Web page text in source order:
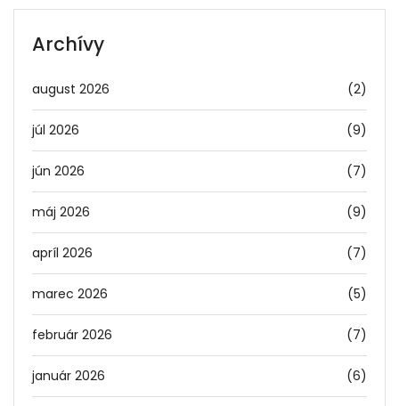
Archívy
august 2026 (2)
júl 2026 (9)
jún 2026 (7)
máj 2026 (9)
apríl 2026 (7)
marec 2026 (5)
február 2026 (7)
január 2026 (6)